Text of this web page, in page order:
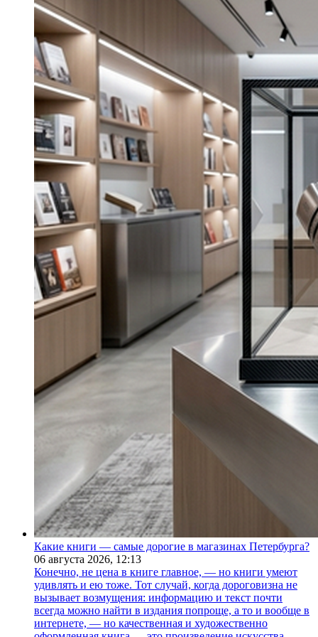
Какие книги — самые дорогие в магазинах Петербурга?
06 августа 2026, 12:13
Конечно, не цена в книге главное, — но книги умеют
удивлять и ею тоже. Тот случай, когда дороговизна не
вызывает возмущения: информацию и текст почти
всегда можно найти в издания попроще, а то и вообще в
интернете, — но качественная и художественно